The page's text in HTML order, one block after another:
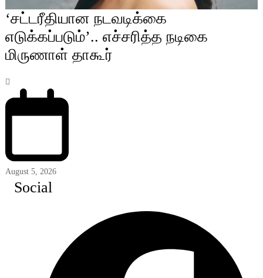
‘சட்டரீதியான நடவடிக்கை
எடுக்கப்படும்’.. எச்சரித்த நடிகை
மிருணாள் தாகூர்
August 5, 2026
Social